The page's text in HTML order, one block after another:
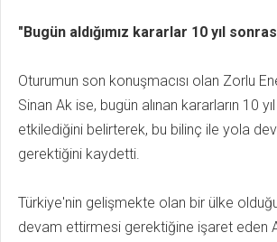
"Bugün aldığımız kararlar 10 yıl
Oturumun son konuşmacısı olan Zorlu
Sinan Ak ise, bugün alınan kararların 10 yıl
etkilediğini belirterek, bu bilinç ile yola
gerektiğini kaydetti.
Türkiye'nin gelişmekte olan bir ülke
devam ettirmesi gerektiğine işaret eden